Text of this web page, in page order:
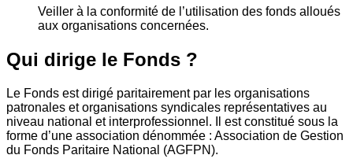
Veiller à la conformité de l’utilisation des fonds alloués
aux organisations concernées.
Qui dirige le Fonds ?
Le Fonds est dirigé paritairement par les organisations
patronales et organisations syndicales représentatives au
niveau national et interprofessionnel. Il est constitué sous la
forme d’une association dénommée : Association de Gestion
du Fonds Paritaire National (AGFPN).